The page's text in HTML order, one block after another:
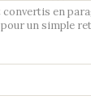
en
un simple